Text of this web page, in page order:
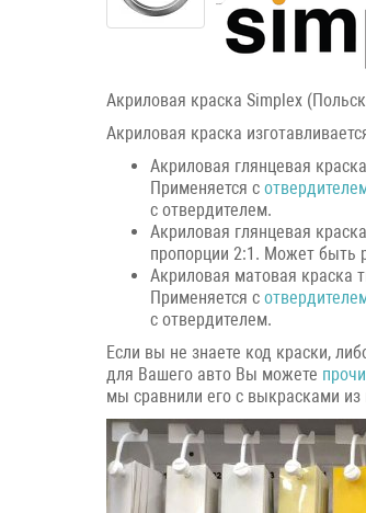
Акриловая краска Simplex
Акриловая краска
Акриловая глянцевая
Применяется с
с отвердителем.
Акриловая глянцевая
пропорции 2:1. Может быть
Акриловая матовая краска
Применяется с
с отвердителем.
Если вы не знаете код краски,
для Вашего авто Вы можете
мы сравнили его с выкрасками из